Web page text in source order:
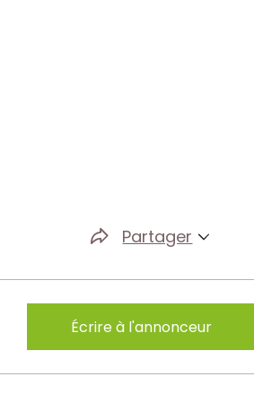
Partager
Écrire à l'annonceur